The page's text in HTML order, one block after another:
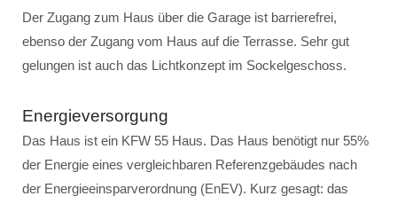
Der Zugang zum Haus über die Garage ist barrierefrei,
ebenso der Zugang vom Haus auf die Terrasse. Sehr gut
gelungen ist auch das Lichtkonzept im Sockelgeschoss.
Energieversorgung
Das Haus ist ein KFW 55 Haus. Das Haus benötigt nur 55%
der Energie eines vergleichbaren Referenzgebäudes nach
der Energieeinsparverordnung (EnEV). Kurz gesagt: das